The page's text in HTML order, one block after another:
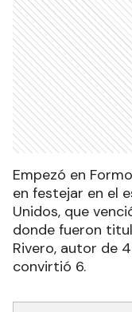
Empezó en
en festejar en el
Unidos, que
donde fueron
Rivero, autor de
convirtió 6.